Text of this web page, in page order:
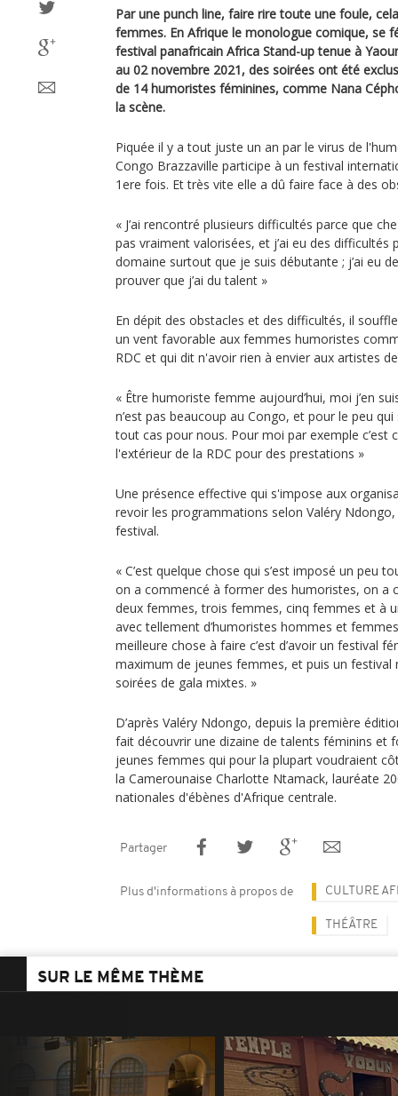
Par une punch line, faire rire toute une foule,
femmes. En Afrique le monologue comique, se
festival panafricain Africa Stand-up tenue à
au 02 novembre 2021, des soirées ont été
de 14 humoristes féminines, comme Nana
la scène.
Piquée il y a tout juste un an par le virus de
Congo Brazzaville participe à un festival
1ere fois. Et très vite elle a dû faire face à des
« J’ai rencontré plusieurs difficultés parce que
pas vraiment valorisées, et j’ai eu des difficultés
domaine surtout que je suis débutante ; j’ai eu
prouver que j’ai du talent »
En dépit des obstacles et des difficultés, il
un vent favorable aux femmes humoristes
RDC et qui dit n'avoir rien à envier aux artistes
« Être humoriste femme aujourd’hui, moi j’en
n’est pas beaucoup au Congo, et pour le peu
tout cas pour nous. Pour moi par exemple c’est
l'extérieur de la RDC pour des prestations »
Une présence effective qui s'impose aux
revoir les programmations selon Valéry
festival.
« C’est quelque chose qui s’est imposé un peu
on a commencé à former des humoristes, on a
deux femmes, trois femmes, cinq femmes et à
avec tellement d’humoristes hommes et
meilleure chose à faire c’est d’avoir un festival
maximum de jeunes femmes, et puis un festival
soirées de gala mixtes. »
D’après Valéry Ndongo, depuis la première
fait découvrir une dizaine de talents féminins et
jeunes femmes qui pour la plupart voudraient
la Camerounaise Charlotte Ntamack, lauréate
nationales d'ébènes d'Afrique centrale.
Partager
Plus d'informations à propos de CULTURE
THÉÂTRE
SUR LE MÊME THÈME